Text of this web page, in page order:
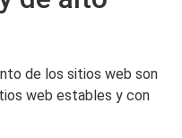
de los sitios web son
web estables y con